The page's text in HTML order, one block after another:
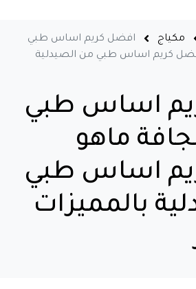
مكياج
افضل كريم اساس طبي
كريم اساس طبي من الصيدلية
اساس طبي
ماهو
اساس طبي
بالمميزات